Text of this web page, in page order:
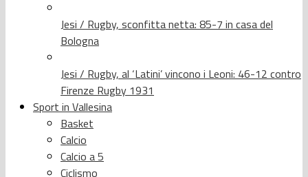
Jesi / Rugby, sconfitta netta: 85-7 in casa del
Bologna
Jesi / Rugby, al ‘Latini’ vincono i Leoni: 46-12 contro
Firenze Rugby 1931
Sport in Vallesina
Basket
Calcio
Calcio a 5
Ciclismo